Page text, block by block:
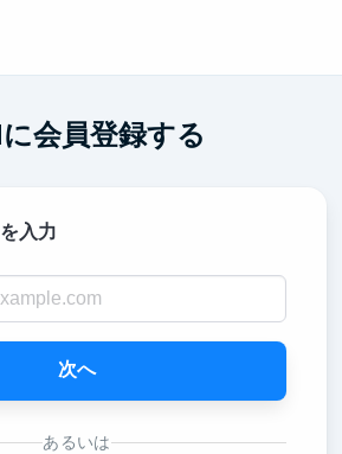
会員登録する
入力
次へ
あるいは